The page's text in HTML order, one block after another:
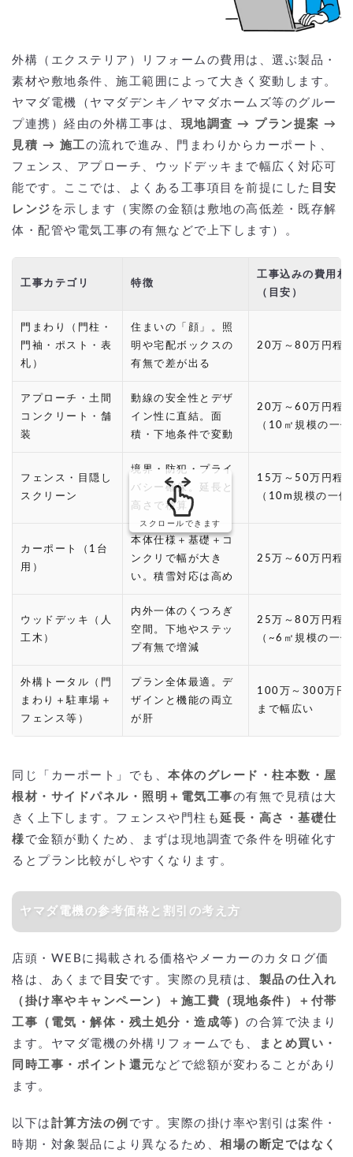
外構（エクステリア）リフォームの費用は、選ぶ製品・
素材や敷地条件、施工範囲によって大きく変動します。
ヤマダ電機（ヤマダデンキ／ヤマダホームズ等のグルー
プ連携）経由の外構工事は、 現地調査 → プラン提案 →
見積 → 施工の流れで進み、門まわりからカーポート、
フェンス、アプローチ、ウッドデッキまで幅広く対応可
能です。ここでは、よくある工事項目を前提にした 目安
レンジ を示します（実際の金額は敷地の高低差・既存解
体・配管や電気工事の有無などで上下します）。
工事カテゴリ 特徴
工事込みの費用相
（目安）
門まわり（門柱・
門袖・ポスト・表
札）
住まいの「顔」。照
明や宅配ボックスの
有無で差が出る
20万～80万円程
アプローチ・土間
コンクリート・舗
装
動線の安全性とデザ
イン性に直結。面
積・下地条件で変動
20万～60万円程
（10㎡規模の一
フェンス・目隠し
スクリーン
境界・防犯・プライ
バシー確保。延長と
高さで積算
15万～50万円程
（10m規模の一例
カーポート（1台
用）
本体仕様＋基礎＋コ
ンクリで幅が大き
い。積雪対応は高め
25万～60万円程
ウッドデッキ（人
工木）
内外一体のくつろぎ
空間。下地やステッ
プ有無で増減
25万～80万円程
（~6㎡規模の一
外構トータル（門
まわり＋駐車場＋
フェンス等）
プラン全体最適。デ
ザインと機能の両立
が肝
100万～300万円
まで幅広い
スクロールできます
同じ「カーポート」でも、 本体のグレード・柱本数・屋
根材・サイドパネル・照明＋電気工事の有無で見積は大
きく上下します。フェンスや門柱も 延長・高さ・基礎仕
様 で金額が動くため、まずは現地調査で条件を明確化す
るとプラン比較がしやすくなります。
ヤマダ電機の参考価格と割引の考え方
店頭・WEBに掲載される価格やメーカーのカタログ価
格は、あくまで 目安 です。実際の見積は、 製品の仕入れ
（掛け率やキャンペーン）＋施工費（現地条件）＋付帯
工事（電気・解体・残土処分・造成等） の合算で決まり
ます。ヤマダ電機の外構リフォームでも、
まとめ買い・
同時工事・ポイント還元 などで総額が変わることがあり
ます。
以下は 計算方法の例 です。実際の掛け率や割引は案件・
時期・対象製品により異なるため、 相場の断定ではなく